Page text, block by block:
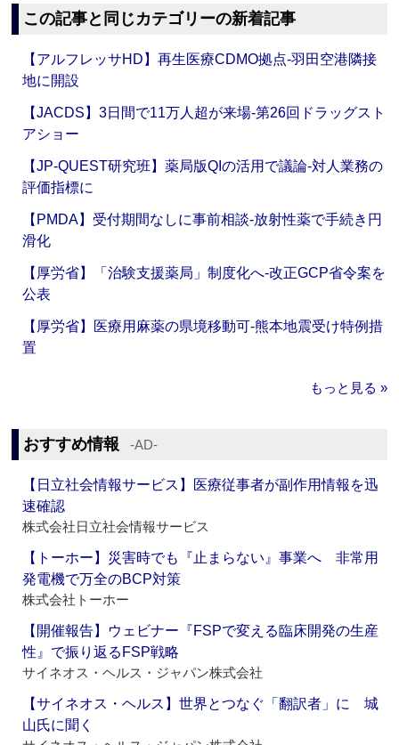
この記事と同じカテゴリーの新着記事
【アルフレッサHD】再生医療CDMO拠点‐羽田空港隣接
地に開設
【JACDS】3日間で11万人超が来場‐第26回ドラッグスト
アショー
【JP-QUEST研究班】薬局版QIの活用で議論‐対人業務の
評価指標に
【PMDA】受付期間なしに事前相談‐放射性薬で手続き円
滑化
【厚労省】「治験支援薬局」制度化へ‐改正GCP省令案を
公表
【厚労省】医療用麻薬の県境移動可‐熊本地震受け特例措
置
もっと見る »
おすすめ情報 ‐AD‐
【日立社会情報サービス】医療従事者が副作用情報を迅
速確認
株式会社日立社会情報サービス
【トーホー】災害時でも『止まらない』事業へ 非常用
発電機で万全のBCP対策
株式会社トーホー
【開催報告】ウェビナー『FSPで変える臨床開発の生産
性』で振り返るFSP戦略
サイネオス・ヘルス・ジャパン株式会社
【サイネオス・ヘルス】世界とつなぐ「翻訳者」に 城
山氏に聞く